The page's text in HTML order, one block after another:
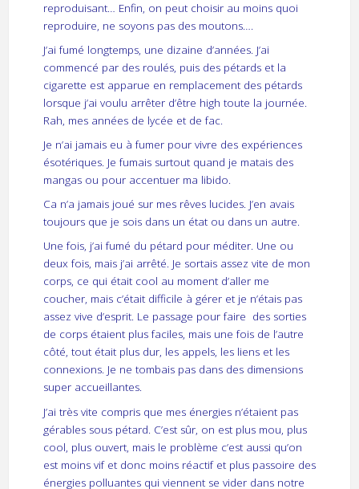
reproduisant… Enfin, on peut choisir au moins quoi
reproduire, ne soyons pas des moutons….
J’ai fumé longtemps, une dizaine d’années. J’ai
commencé par des roulés, puis des pétards et la
cigarette est apparue en remplacement des pétards
lorsque j’ai voulu arrêter d’être high toute la journée.
Rah, mes années de lycée et de fac.
Je n’ai jamais eu à fumer pour vivre des expériences
ésotériques. Je fumais surtout quand je matais des
mangas ou pour accentuer ma libido.
Ca n’a jamais joué sur mes rêves lucides. J’en avais
toujours que je sois dans un état ou dans un autre.
Une fois, j’ai fumé du pétard pour méditer. Une ou
deux fois, mais j’ai arrêté. Je sortais assez vite de mon
corps, ce qui était cool au moment d’aller me
coucher, mais c’était difficile à gérer et je n’étais pas
assez vive d’esprit. Le passage pour faire des sorties
de corps étaient plus faciles, mais une fois de l’autre
côté, tout était plus dur, les appels, les liens et les
connexions. Je ne tombais pas dans des dimensions
super accueillantes.
J’ai très vite compris que mes énergies n’étaient pas
gérables sous pétard. C’est sûr, on est plus mou, plus
cool, plus ouvert, mais le problème c’est aussi qu’on
est moins vif et donc moins réactif et plus passoire des
énergies polluantes qui viennent se vider dans notre